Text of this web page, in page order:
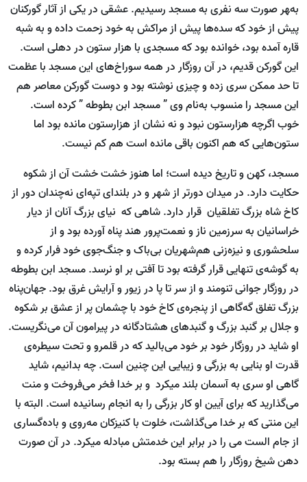
به‌‍هر صورت سه نفری به مسجد رسیدیم. عشقی در یکی از آثار گورکنان
پیش از خود که سده‌ها پیش از مراکش به خود زحمت داده و به شبه
قاره آمده بود، خوانده بود که مسجدی با هزار ستون در دهلی است.
این گورکن قدیم، در آن روزگار در همه سوراخ‌های این مسجد با عظمت
تا حد ممکن سری زده و چیزی نوشته بود و دوست گورکن معاصر هم
این مسجد را منسوب به‌نام وی ” مسجد ابن بطوطه ” کرده است.
خوب اگرچه هزارستون نبود و نه نشان از هزارستون مانده بود اما
ستون‌هایی که هم اکنون باقی مانده است هم کم نیست.
مسجد، کهن و تاریخ دیده است؛ اما هنوز خشت خشت آن از شکوه
حکایت دارد. در میدان دورتر از شهر و در بلندای تپه‌ای نه‌چندان دور از
کاخ شاه بزرگ تغلقیان قرار دارد. شاهی که نیای بزرگ آنان از دیار
خراسانیان به سرزمین ناز و نعمت‌پرور هند پناه آورده بود و از
سلحشوری و نیزه‌زنی هم‌شهریان بی‌باک و جنگ‌جوی خود فرار کرده و
به گوشه‌ی تنهایی قرار گرفته بود تا آفتی بر او نرسد. مسجد ابن بطوطه
در روزگار جوانی تنومند و از سر تا پا در زیور و آرایش غرق بود. جهان‌پناه
بزرگ تغلق گه‌گاهی از پنجره‌ی کاخ خود با چشمان پر از عشق بر شکوه
و جلال بر گنبد بزرگ و گنبدهای هشتادگانه‌ در پیرامون آن می‌نگریست.
او شاید در روزگار خود بر خود می‌بالید که در قلمرو و تحت سیطره‌ی
قدرت او بنایی به بزرگی و زیبایی این چنین است. چه بدانیم، شاید
گاهی او سری به آسمان بلند می­کرد و بر خدا فخر می‌فروخت و منت
می‌گذارید که برای آیین او کار بزرگی را به انجام رسانیده است. البته با
این منتی که بر خدا می‌گذاشت، خلوت با کنیزکان مه‌روی و باده‌گساری
از جام الست می را در برابر این خدمتش مبادله می­کرد. در آن صورت
دهن شیخ روزگار را هم بسته بود.